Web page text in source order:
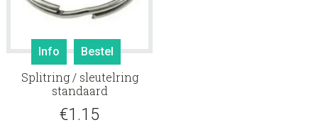
Info Bestel
Splitring / sleutelring
standaard
€1.15